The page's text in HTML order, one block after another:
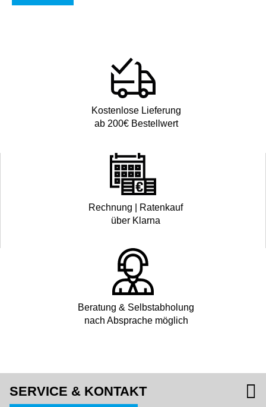
Kostenlose Lieferung
ab 200€ Bestellwert
Rechnung | Ratenkauf
über Klarna
Beratung & Selbstabholung
nach Absprache möglich
SERVICE & KONTAKT